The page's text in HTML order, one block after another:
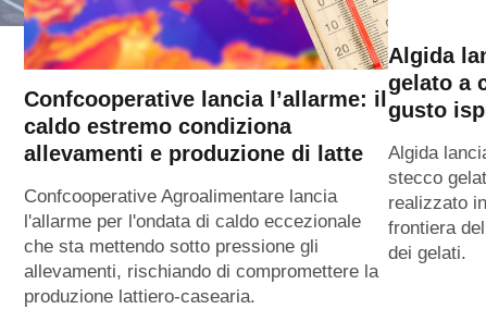
Confcooperative lancia l’allarme: il
caldo estremo condiziona
allevamenti e produzione di latte
Confcooperative Agroalimentare lancia
l'allarme per l'ondata di caldo eccezionale
che sta mettendo sotto pressione gli
allevamenti, rischiando di compromettere la
produzione lattiero-casearia.
Algida
gelato a
gusto
Algida
stecco
realizzato
frontiera
dei gelati.